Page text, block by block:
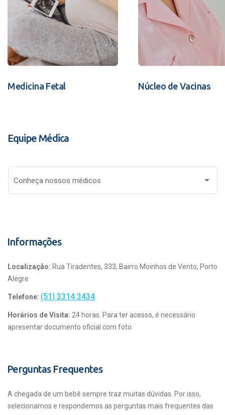
Medicina Fetal Núcleo de Vacinas
Equipe Médica
Conheça nossos médicos
Informações
Localização: Rua Tiradentes, 333, Bairro Moinhos de Vento, Porto
Alegre
Telefone: (51) 3314 3434
Horários de Visita: 24 horas. Para ter acesso, é necessário
apresentar documento oficial com foto.
Perguntas Frequentes
A chegada de um bebê sempre traz muitas dúvidas. Por isso,
selecionamos e respondemos as perguntas mais frequentes das